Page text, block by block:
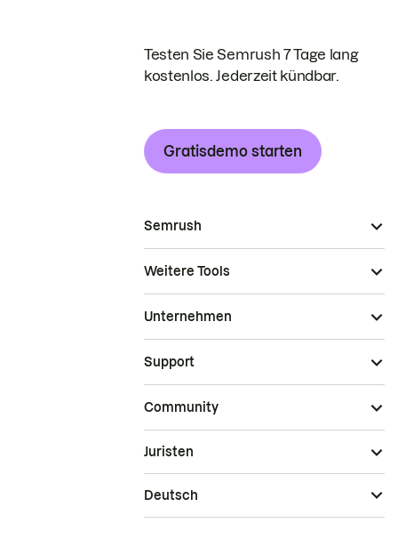
Testen Sie Semrush 7 Tage lang
kostenlos. Jederzeit kündbar.
Gratisdemo starten
Semrush
Weitere Tools
Unternehmen
Support
Community
Juristen
Deutsch